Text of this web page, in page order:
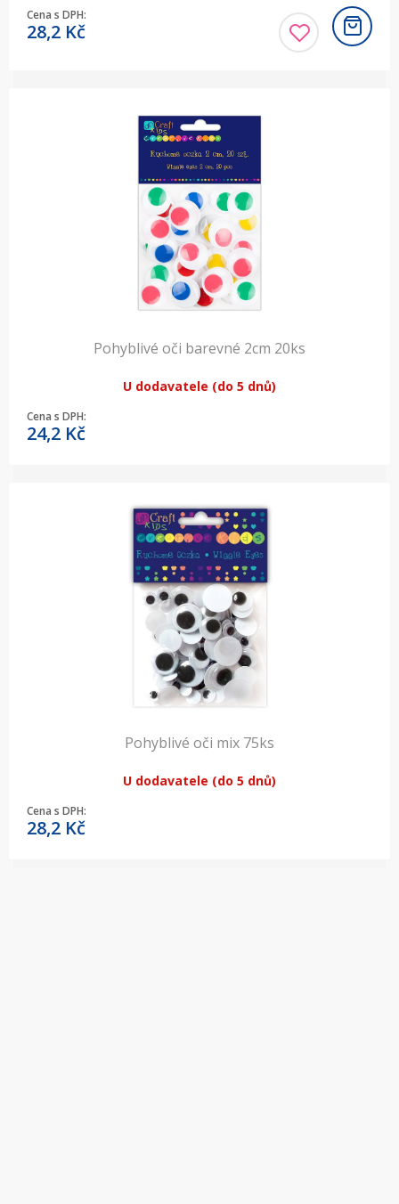
Cena s DPH:
28,2 Kč
Pohyblivé oči barevné 2cm 20ks
U dodavatele (do 5 dnů)
Cena s DPH:
24,2 Kč
Pohyblivé oči mix 75ks
U dodavatele (do 5 dnů)
Cena s DPH:
28,2 Kč